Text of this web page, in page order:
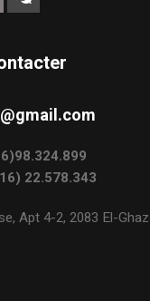
22.578.343
Apt 4-2, 2083 El-